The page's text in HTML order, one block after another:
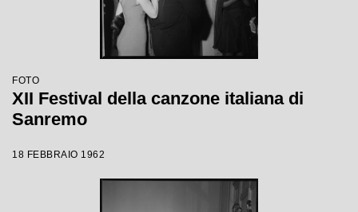
FOTO
XII Festival della canzone italiana di
Sanremo
18 FEBBRAIO 1962